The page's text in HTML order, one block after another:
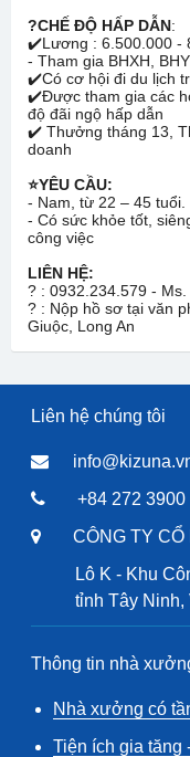
?CHẾ ĐỘ HẤP DẪN:
✔️Lương : 6.500.000 -
- Tham gia BHXH,
✔️Có cơ hội đi du lịch
✔️Được tham gia các
độ đãi ngộ hấp dẫn
✔️ Thưởng tháng 13,
doanh
⭐YÊU CẦU:
- Nam, từ 22 – 45 tuổi.
- Có sức khỏe tốt,
công việc
LIÊN HỆ:
? : 0932.234.579 - Ms.
? : Nộp hồ sơ tại văn
Giuộc, Long An
Liên hệ chúng tôi
+84 272 3900
CÔNG TY
Lô K - Khu
tỉnh Tây Ninh,
Thông tin nhà
Nhà xưởng có
Tiện ích gia tăng